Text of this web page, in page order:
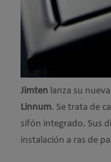
Jimten lanza su
Linnum. Se trata de
sifón integrado. Sus
instalación a ras de